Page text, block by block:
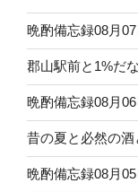
シ
ョ
ン
晩酌備忘録08月07
郡山駅前と1%だ
晩酌備忘録08月06
昔の夏と必然の
晩酌備忘録08月05